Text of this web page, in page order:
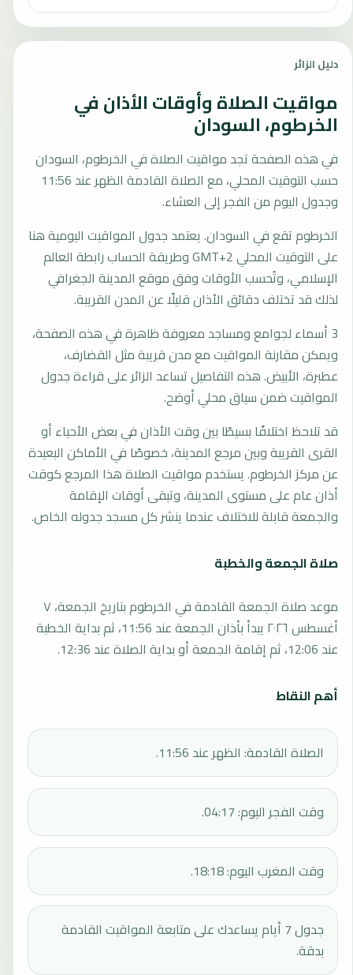
دليل الزائر
مواقيت الصلاة وأوقات الأذان في
الخرطوم، السودان
في هذه الصفحة تجد مواقيت الصلاة في الخرطوم، السودان
حسب التوقيت المحلي، مع الصلاة القادمة الظهر عند 11:56
وجدول اليوم من الفجر إلى العشاء.
الخرطوم تقع في السودان. يعتمد جدول المواقيت اليومية هنا
على التوقيت المحلي GMT+2 وطريقة الحساب رابطة العالم
الإسلامي، وتُحسب الأوقات وفق موقع المدينة الجغرافي
لذلك قد تختلف دقائق الأذان قليلًا عن المدن القريبة.
3 أسماء لجوامع ومساجد معروفة ظاهرة في هذه الصفحة،
ويمكن مقارنة المواقيت مع مدن قريبة مثل القضارف،
عطبرة، الأبيض. هذه التفاصيل تساعد الزائر على قراءة جدول
المواقيت ضمن سياق محلي أوضح.
قد تلاحظ اختلافًا بسيطًا بين وقت الأذان في بعض الأحياء أو
القرى القريبة وبين مرجع المدينة، خصوصًا في الأماكن البعيدة
عن مركز الخرطوم. يستخدم مواقيت الصلاة هذا المرجع كوقت
أذان عام على مستوى المدينة، وتبقى أوقات الإقامة
والجمعة قابلة للاختلاف عندما ينشر كل مسجد جدوله الخاص.
صلاة الجمعة والخطبة
موعد صلاة الجمعة القادمة في الخرطوم بتاريخ الجمعة، ٧
أغسطس ٢٠٢٦ يبدأ بأذان الجمعة عند 11:56، ثم بداية الخطبة
عند 12:06، ثم إقامة الجمعة أو بداية الصلاة عند 12:36.
أهم النقاط
الصلاة القادمة: الظهر عند 11:56.
وقت الفجر اليوم: 04:17.
وقت المغرب اليوم: 18:18.
جدول 7 أيام يساعدك على متابعة المواقيت القادمة
بدقة.